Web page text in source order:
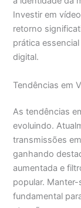
Investir em
retorno
prática
digital.
Tendências em
As tendências
evoluindo.
transmissões
ganhando
aumentada e
popular.
fundamental